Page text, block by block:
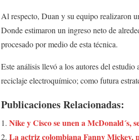
Al respecto, Duan y su equipo realizaron
Donde estimaron un ingreso neto de
procesado por medio de esta técnica.
Este análisis llevó a los autores del
reciclaje electroquímico; como futura
Publicaciones Relacionadas:
Nike y Cisco se unen a McDonald´s,
La actriz colombiana Fanny Mickey,